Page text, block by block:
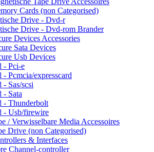
Cards (non Categorised)
Drive - Dvd-r
Drive - Dvd-rom Brander
Devices Accessories
Sata Devices
Usb Devices
- Pci-e
- Pcmcia/expresscard
- Sas/scsi
- Sata
- Thunderbolt
- Usb/firewire
/ Verwisselbare Media Accessoires
Drive (non Categorised)
& Interfaces
Channel-controller